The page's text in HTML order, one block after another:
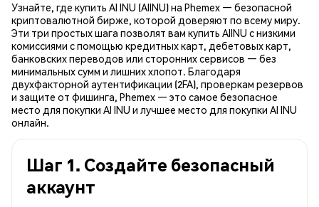
Узнайте, где купить AI INU (AIINU) на Phemex — безопасной
криптовалютной бирже, которой доверяют по всему миру.
Эти три простых шага позволят вам купить AIINU с низкими
комиссиями с помощью кредитных карт, дебетовых карт,
банковских переводов или сторонних сервисов — без
минимальных сумм и лишних хлопот. Благодаря
двухфакторной аутентификации (2FA), проверкам резервов
и защите от фишинга, Phemex — это самое безопасное
место для покупки AI INU и лучшее место для покупки AI INU
онлайн.
Шаг 1. Создайте безопасный
аккаунт